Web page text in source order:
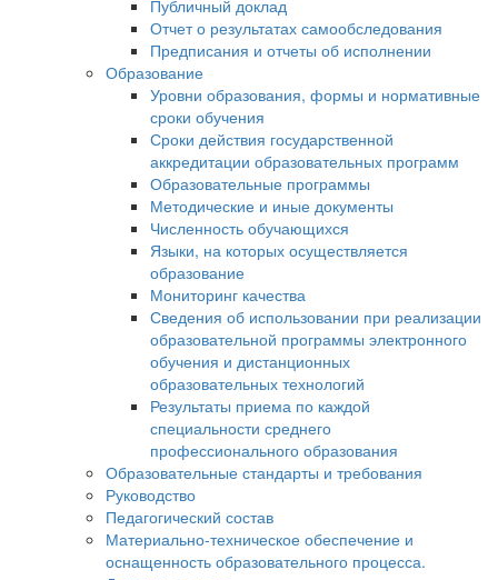
Публичный доклад
Отчет о результатах самообследования
Предписания и отчеты об исполнении
Образование
Уровни образования, формы и нормативные
сроки обучения
Сроки действия государственной
аккредитации образовательных программ
Образовательные программы
Методические и иные документы
Численность обучающихся
Языки, на которых осуществляется
образование
Мониторинг качества
Сведения об использовании при реализации
образовательной программы электронного
обучения и дистанционных
образовательных технологий
Результаты приема по каждой
специальности среднего
профессионального образования
Образовательные стандарты и требования
Руководство
Педагогический состав
Материально-техническое обеспечение и
оснащенность образовательного процесса.